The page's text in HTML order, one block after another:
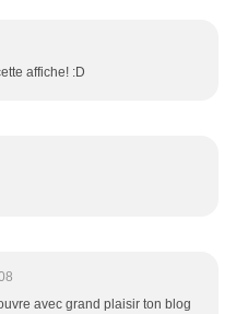
affiche! :D
avec grand plaisir ton blog